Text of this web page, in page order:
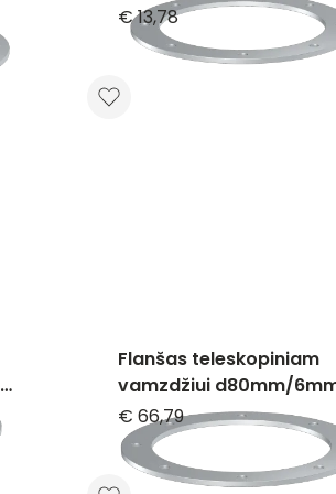
€ 13,78
Flanšas teleskopiniam
vamzdžiui d80mm/
nerūdijančio plieno
€ 66,79